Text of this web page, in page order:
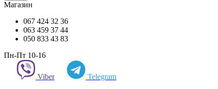
Магазин
067 424 32 36
063 459 37 44
050 833 43 83
Пн-Пт 10-16
Viber Telegram